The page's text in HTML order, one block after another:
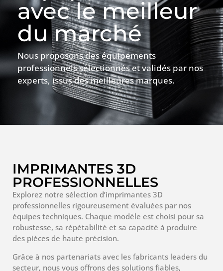
avec le meilleur
du marché
Nous proposons des équipements
professionnels sélectionnés et validés par nos
experts, issus des meilleures marques.
IMPRIMANTES 3D
PROFESSIONNELLES
Explorez notre sélection d’imprimantes 3D
professionnelles rigoureusement évaluées par nos
équipes techniques. Chaque modèle est choisi pour sa
robustesse, sa répétabilité et sa capacité à produire
des pièces de haute précision.
Grâce à nos partenariats avec les fabricants leaders du
secteur, nous vous offrons des solutions fiables,